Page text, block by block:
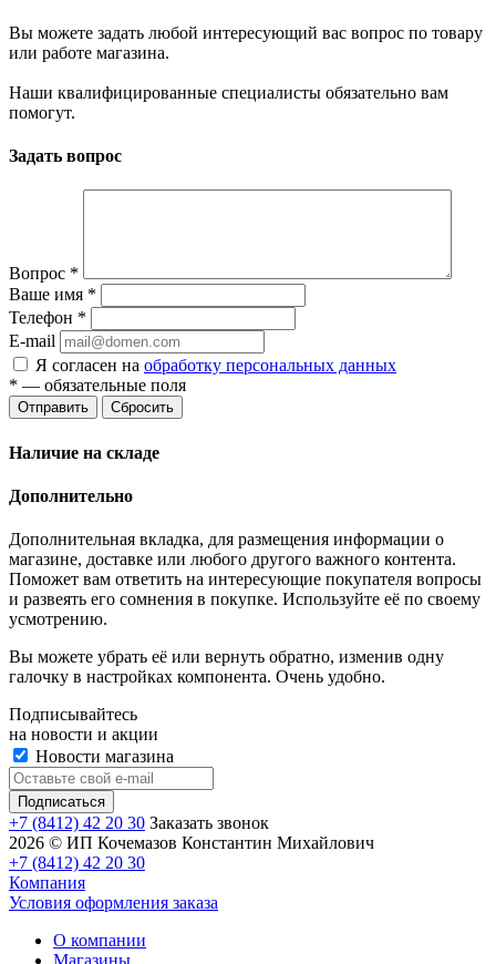
Вы можете задать любой интересующий вас вопрос по товару
или работе магазина.
Наши квалифицированные специалисты обязательно вам
помогут.
Задать вопрос
Вопрос *
Ваше имя *
Телефон *
E-mail
Я согласен на обработку персональных данных
* — обязательные поля
Отправить Сбросить
Наличие на складе
Дополнительно
Дополнительная вкладка, для размещения информации о
магазине, доставке или любого другого важного контента.
Поможет вам ответить на интересующие покупателя вопросы
и развеять его сомнения в покупке. Используйте её по своему
усмотрению.
Вы можете убрать её или вернуть обратно, изменив одну
галочку в настройках компонента. Очень удобно.
Подписывайтесь
на новости и акции
Новости магазина
+7 (8412) 42 20 30 Заказать звонок
2026 © ИП Кочемазов Константин Михайлович
+7 (8412) 42 20 30
Компания
Условия оформления заказа
О компании